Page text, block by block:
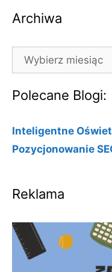
Archiwa
Archiwa
Polecane Blogi:
Inteligentne
Pozycjonowanie
Reklama